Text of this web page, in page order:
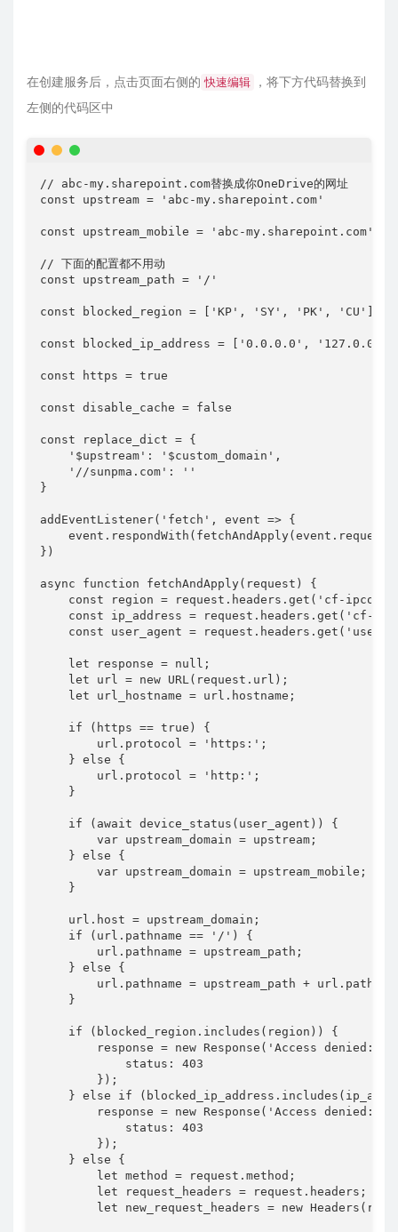
在创建服务后，点击页面右侧的 快速编辑
，将下方代码替换到
左侧的代码区中
// abc-my.sharepoint.com替换成你OneDrive的网址
const upstream = 'abc-my.sharepoint.com'
const upstream_mobile = 'abc-my.sharepoint.com'
// 下面的配置都不用动
const upstream_path = '/'
const blocked_region = ['KP', 'SY', 'PK', 'CU']
const blocked_ip_address = ['0.0.0.0',
const https = true
const disable_cache = false
const replace_dict = {
    '$upstream': '$custom_domain',
    '//sunpma.com': ''
}
addEventListener('fetch', event => {
})
async function fetchAndApply(request) {
const region = request.headers.get('cf-
const ip_address = request.headers.get('cf-
const user_agent = request.headers.get('user-
    let response = null;
    let url = new URL(request.url);
    let url_hostname = url.hostname;
    if (https == true) {
        url.protocol = 'https:';
    } else {
        url.protocol = 'http:';
    }
    if (await device_status(user_agent)) {
        var upstream_domain = upstream;
    } else {
        var upstream_domain = upstream_mobile;
    }
    url.host = upstream_domain;
    if (url.pathname == '/') {
        url.pathname = upstream_path;
    } else {
url.pathname = upstream_path +
    }
    if (blocked_region.includes(region)) {
response = new Response('Access denied:
            status: 403
        });
} else if
response = new Response('Access denied:
            status: 403
        });
    } else {
        let method = request.method;
        let request_headers = request.headers;
let new_request_headers = new